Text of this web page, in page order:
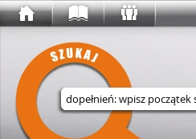
Wyszukaj w